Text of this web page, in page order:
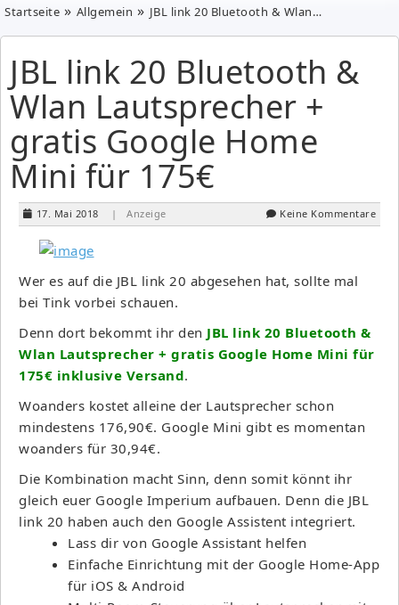
Startseite Allgemein JBL link 20 Bluetooth & Wlan Lautsprecher + gratis Google Home Mini für 175€
JBL link 20 Bluetooth &
Wlan Lautsprecher +
gratis Google Home
Mini für 175€
17. Mai 2018 | Anzeige Keine Kommentare
Wer es auf die JBL link 20 abgesehen hat, sollte mal
bei Tink vorbei schauen.
Denn dort bekommt ihr den JBL link 20 Bluetooth &
Wlan Lautsprecher + gratis Google Home Mini für
175€ inklusive Versand.
Woanders kostet alleine der Lautsprecher schon
mindestens 176,90€. Google Mini gibt es momentan
woanders für 30,94€.
Die Kombination macht Sinn, denn somit könnt ihr
gleich euer Google Imperium aufbauen. Denn die JBL
link 20 haben auch den Google Assistent integriert.
Lass dir von Google Assistant helfen
Einfache Einrichtung mit der Google Home-App
für iOS & Android